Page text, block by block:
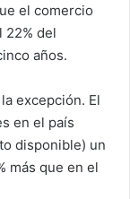
el comercio
del
años.
excepción. El
en el país
disponible) un
más que en el